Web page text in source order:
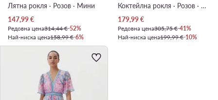
Лятна рокля · Розов · Мини
Актуална цена
147,99€
Редовна цена314,44 €-52%
Най-ниска цена158,99 €-6%
Коктейлна рокля · Розов · Миди
Актуална цена
179,99€
Редовна цена305,75 €-41%
Най-ниска цена199,99 €-10%